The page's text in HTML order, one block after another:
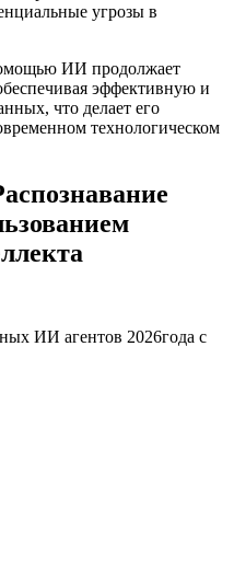
угрозы в
ИИ продолжает
эффективную и
что делает его
технологическом
ИИ агентов 2026года с